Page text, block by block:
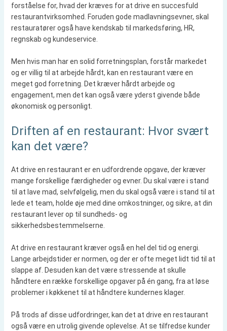
forståelse for, hvad der kræves for at drive en succesfuld
restaurantvirksomhed. Foruden gode madlavningsevner, skal
restauratører også have kendskab til markedsføring, HR,
regnskab og kundeservice.
Men hvis man har en solid forretningsplan, forstår markedet
og er villig til at arbejde hårdt, kan en restaurant være en
meget god forretning. Det kræver hårdt arbejde og
engagement, men det kan også være yderst givende både
økonomisk og personligt.
Driften af en restaurant: Hvor svært
kan det være?
At drive en restaurant er en udfordrende opgave, der kræver
mange forskellige færdigheder og evner. Du skal være i stand
til at lave mad, selvfølgelig, men du skal også være i stand til at
lede et team, holde øje med dine omkostninger, og sikre, at din
restaurant lever op til sundheds- og
sikkerhedsbestemmelserne.
At drive en restaurant kræver også en hel del tid og energi.
Lange arbejdstider er normen, og der er ofte meget lidt tid til at
slappe af. Desuden kan det være stressende at skulle
håndtere en række forskellige opgaver på én gang, fra at løse
problemer i køkkenet til at håndtere kundernes klager.
På trods af disse udfordringer, kan det at drive en restaurant
også være en utrolig givende oplevelse. At se tilfredse kunder